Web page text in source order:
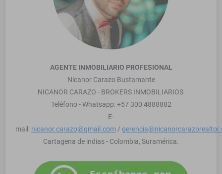
AGENTE INMOBILIARIO PROFESIONAL
Nicanor Carazo Bustamante
NICANOR CARAZO - BROKERS INMOBILIARIOS
Teléfono - Whatsapp: +57 300 4888882
E-
mail: nicanor.carazo@gmail.com /
Cartagena de indias - Colombia, Suramérica.